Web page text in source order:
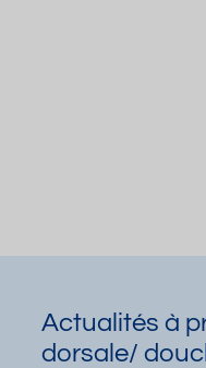
Actualités à
dorsale/